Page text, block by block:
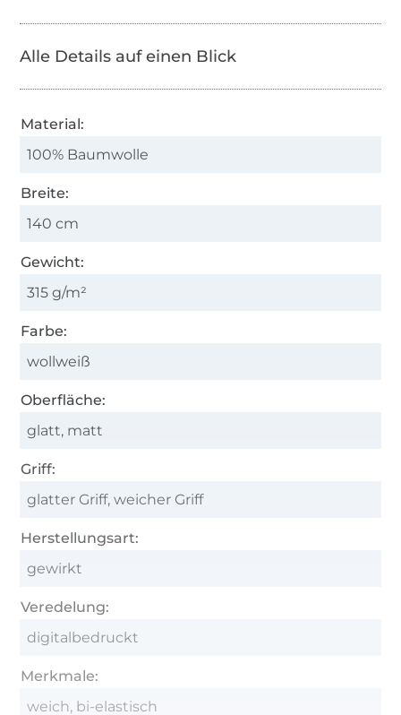
Alle Details auf einen Blick
Material:
100% Baumwolle
Breite:
140 cm
Gewicht:
315 g/m²
Farbe:
wollweiß
Oberfläche:
glatt, matt
Griff:
glatter Griff, weicher Griff
Herstellungsart:
gewirkt
Veredelung:
digitalbedruckt
Merkmale:
weich, bi-elastisch